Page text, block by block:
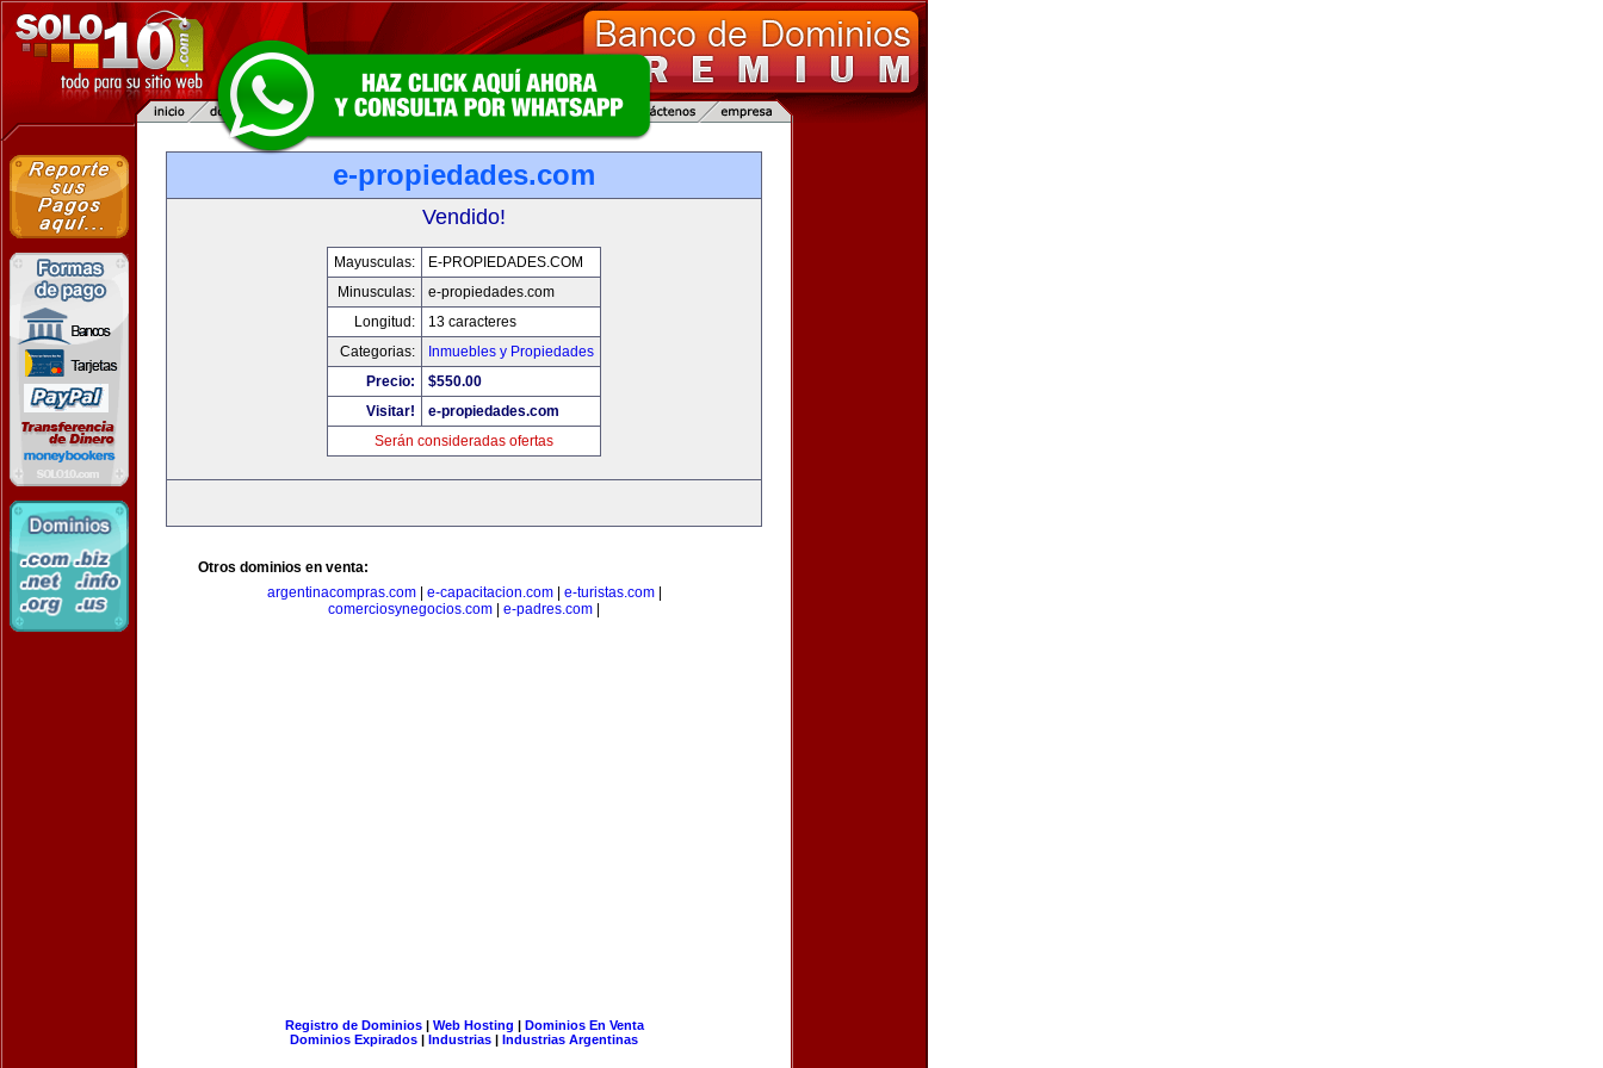
e-propiedades.com
Vendido!
Mayusculas:
E-PROPIEDADES.COM
Minusculas:
e-propiedades.com
Longitud:
13 caracteres
Categorias:
Inmuebles y Propiedades
Precio:
$550.00
Visitar!
e-propiedades.com
Serán consideradas ofertas
Otros dominios en venta:
argentinacompras.com| e-capacitacion.com| e-turistas.com|
comerciosynegocios.com
e-padres.com
Registro de Dominios| Web Hosting | Dominios En Venta
Dominios Expirados | Industrias | Industrias Argentinas